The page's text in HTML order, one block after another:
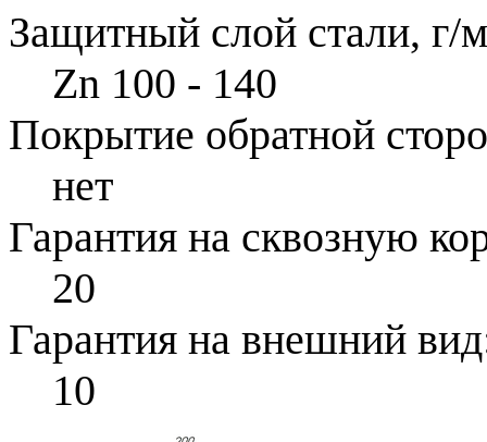
Защитный слой стали, г/
Zn 100 - 140
Покрытие обратной
нет
Гарантия на сквозную
20
Гарантия на внешний
10